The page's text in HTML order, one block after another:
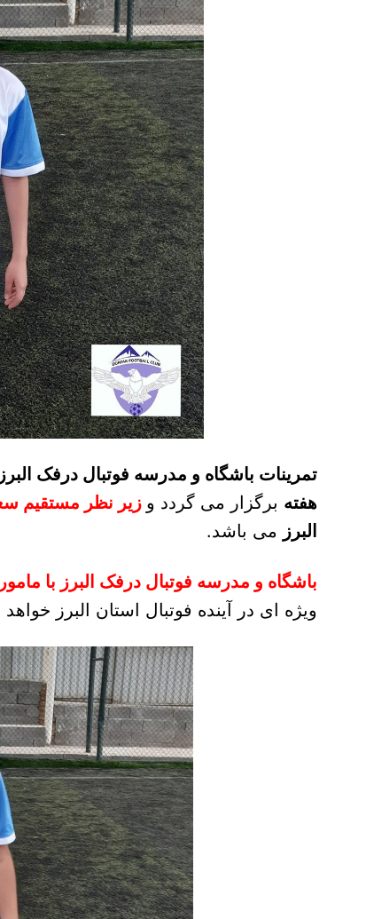
تمرینات باشگاه و مدرسه فوتبال درفک
هفته برگزار می گردد و زیر نظر مستقیم
البرز می باشد.
باشگاه و مدرسه فوتبال درفک البرز با
ویژه ای در آینده فوتبال استان البرز